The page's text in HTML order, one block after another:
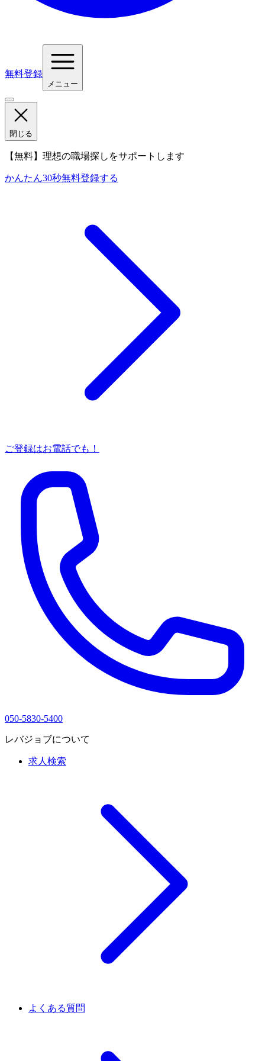
無料登録
メニュー
閉じる
【無料】理想の職場探しをサポートします
かんたん30秒無料登録する
ご登録はお電話でも！
050-5830-5400
レバジョブについて
求人検索
よくある質問